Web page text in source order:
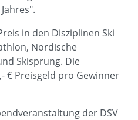
in den Disziplinen Ski
Nordische
Skisprung. Die
€ Preisgeld pro Gewinner
der DSV